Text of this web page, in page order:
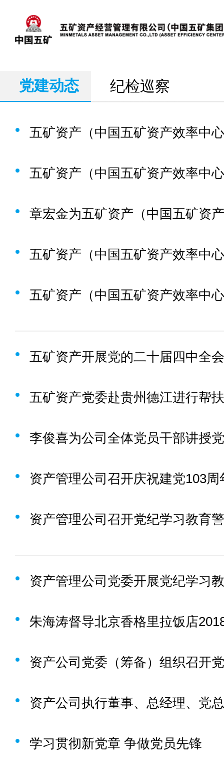
党建动态 纪检巡察
五矿资产开展党的二十届四中全
五矿资产党委赴贵州德江进行帮
资产管理公司召开党纪学习教育
学习贯彻新党章 争做党员先锋